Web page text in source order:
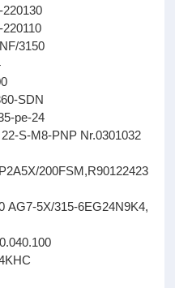
220130
3150
SDN
pe-24
S-M8-PNP Nr.0301032
200FSM,R90122423
5X/315-6EG24N9K4,